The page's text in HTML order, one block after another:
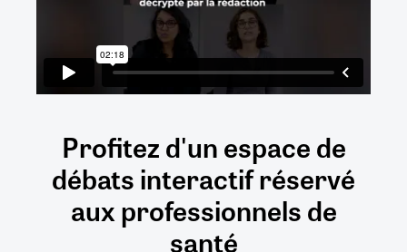
Profitez d'un espace de
débatsinteractifréservé
auxprofessionnels de
santé